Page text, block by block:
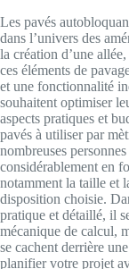
Les pavés
dans l’univers des
la création d’une
ces éléments de
et une fonctionnalité
souhaitent optimiser
aspects pratiques et
pavés à utiliser par
nombreuses
considérablement en
notamment la taille et
disposition choisie.
pratique et détaillé, il
mécanique de calcul,
se cachent derrière
planifier votre projet